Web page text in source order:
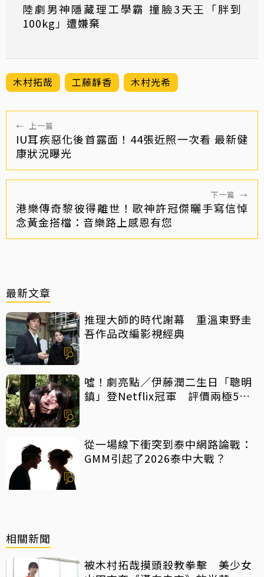
陸劇男神隱藏理工學霸 撞臉3天王「胖到
100kg」遭嫌棄
木村拓哉 工藤靜香 木村光希
← 上一篇
IU耳疾惡化後首露面！44張近照一次看 最新健
康狀況曝光
下一篇 →
港樂傳奇黎彼得離世！歌神許冠傑曬手寫信悼
念黃金搭檔：音樂路上感恩有您
最新文章
推理大師的時代謝幕 重溫東野圭
吾作品改編影視經典
噓！劇亮點／伊藤潤二生日「聰明
鎮」登Netflix冠軍 評價兩極5大
從一場線下衝突到泰中網路論戰：
GMM引起了2026泰中大戰？
相關新聞
被木村拓哉摸頭殺教拳擊 美少女